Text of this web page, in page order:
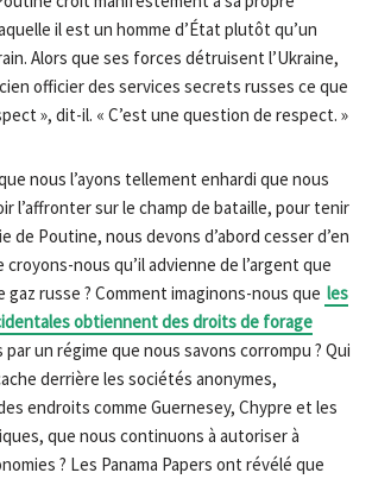
il est un homme d’État plutôt qu’un
Alors que ses forces détruisent l’Ukraine,
officier des services secrets russes ce que
», dit-il. « C’est une question de respect. »
nous l’ayons tellement enhardi que nous
l’affronter sur le champ de bataille, pour tenir
de Poutine, nous devons d’abord cesser d’en
nous qu’il advienne de l’argent que
gaz russe ? Comment imaginons-nous que les
obtiennent des droits de forage
un régime que nous savons corrompu ? Qui
derrière les sociétés anonymes,
endroits comme Guernesey, Chypre et les
que nous continuons à autoriser à
? Les Panama Papers ont révélé que